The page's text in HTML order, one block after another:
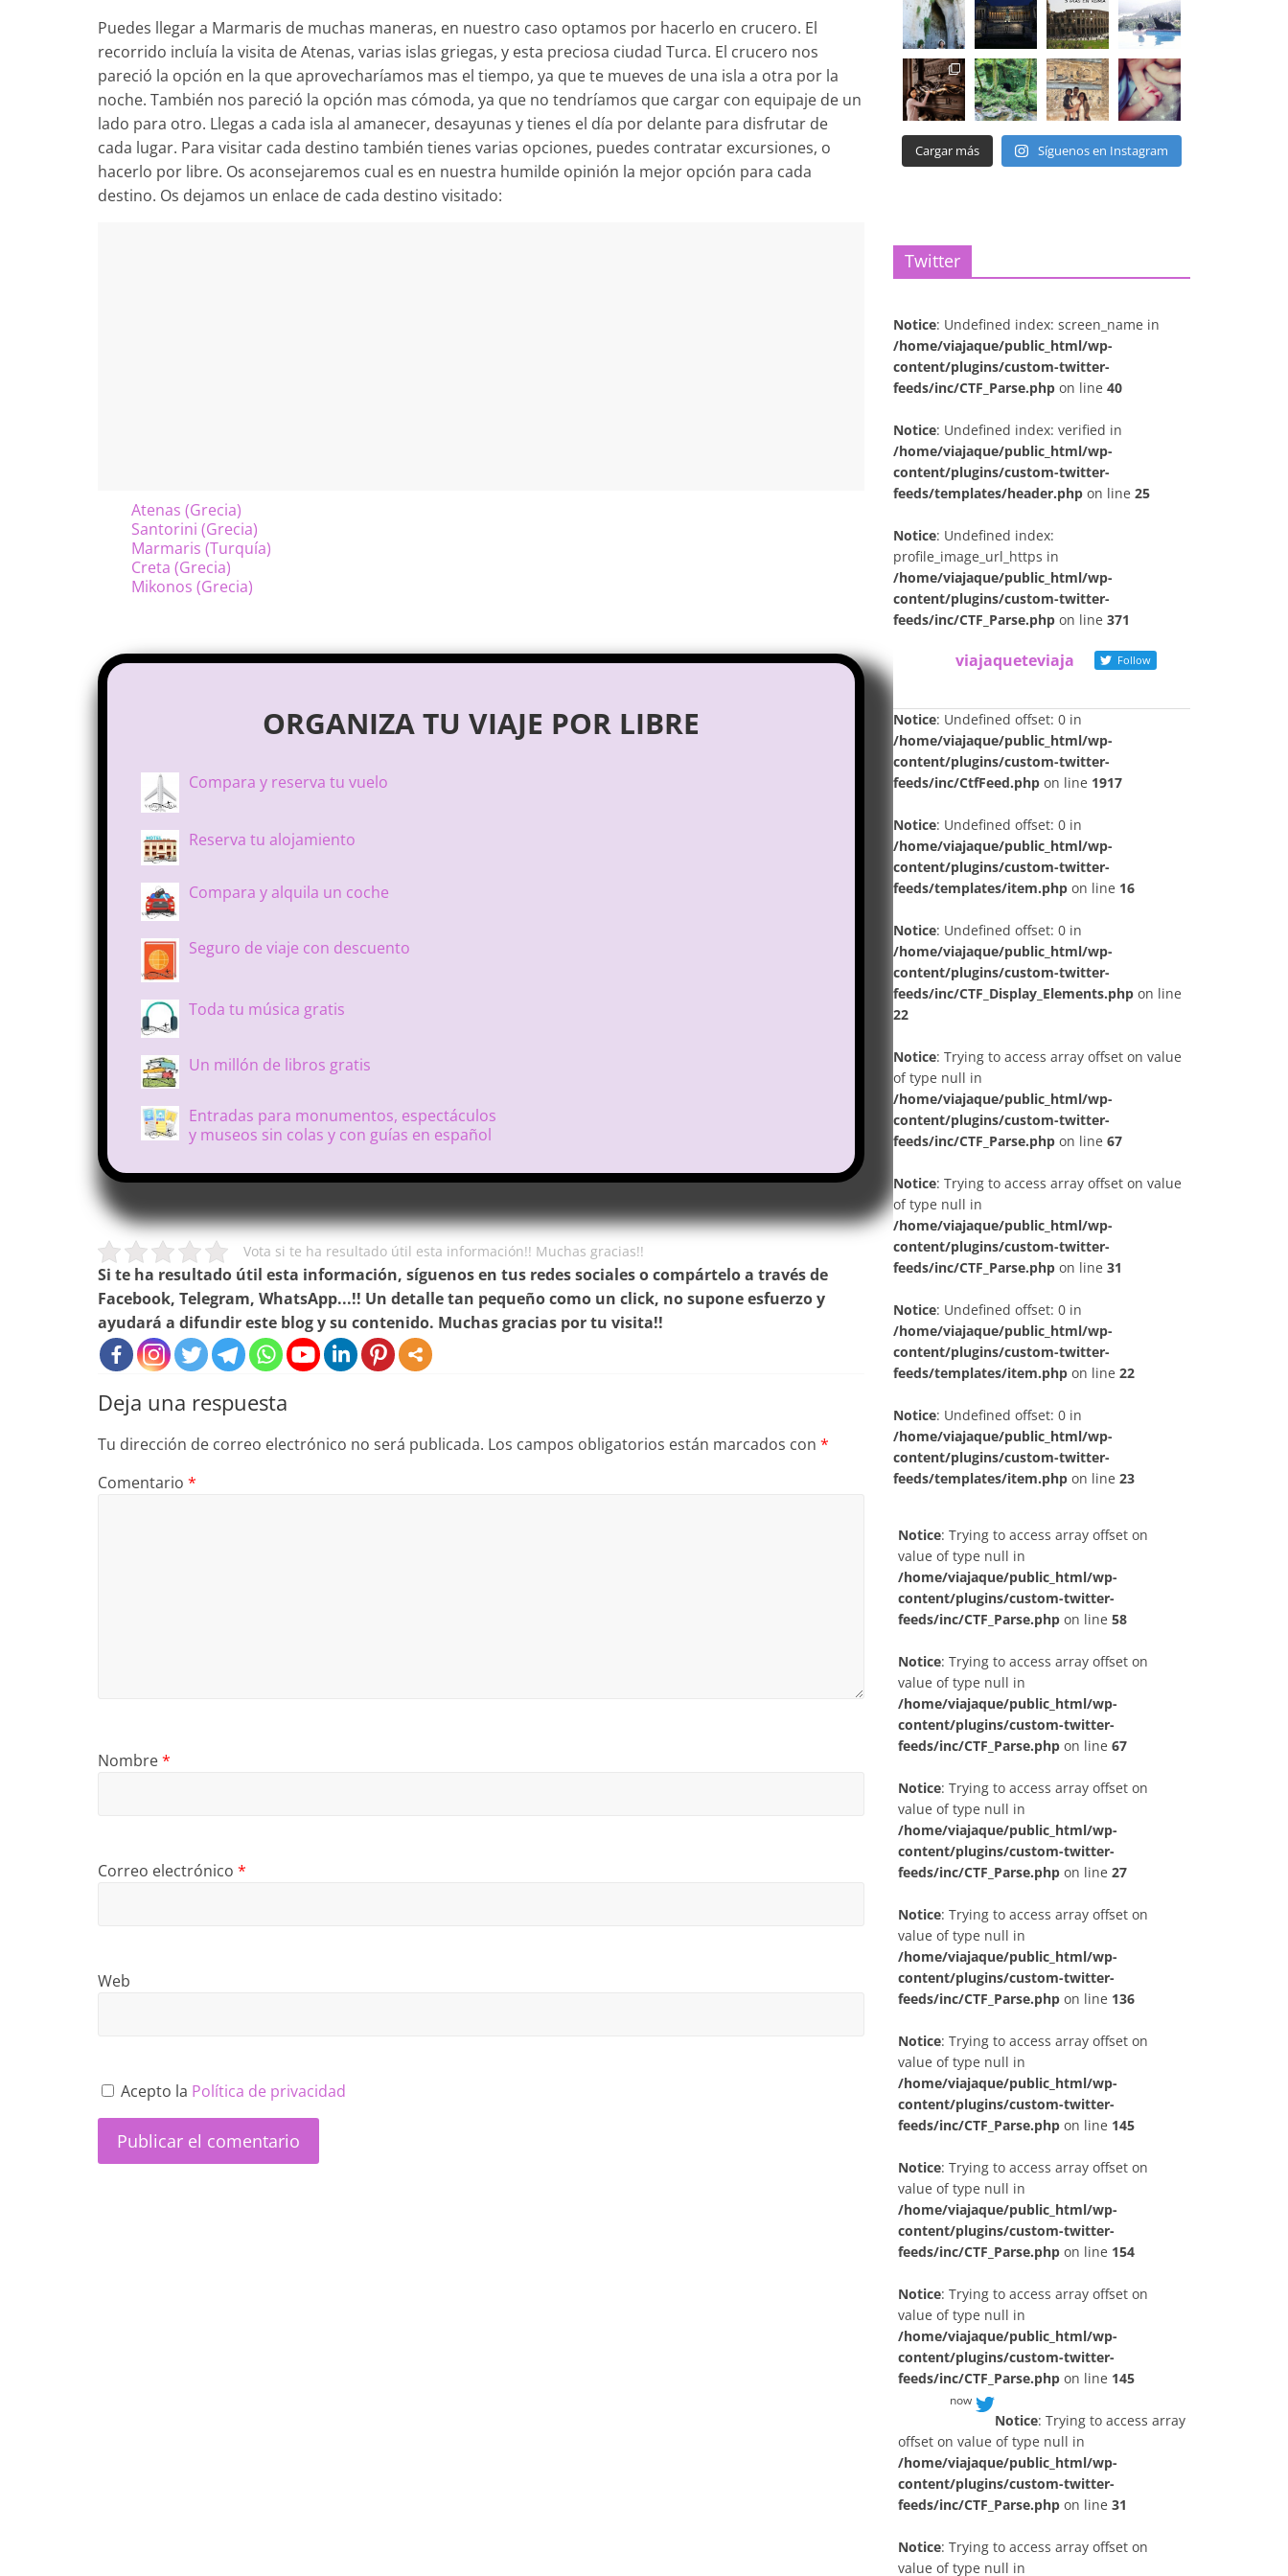
de
semana.
Puedes llegar a Marmaris de muchas maneras, en nuestro caso optamos por hacerlo en crucero. El
recorrido incluía la visita de Atenas, varias islas griegas, y esta preciosa ciudad Turca. El crucero nos
pareció la opción en la que aprovecharíamos mas el tiempo, ya que te mueves de una isla a otra por la
noche. También nos pareció la opción mas cómoda, ya que no tendríamos que cargar con equipaje de un
lado para otro. Llegas a cada isla al amanecer, desayunas y tienes el día por delante para disfrutar de
cada lugar. Para visitar cada destino también tienes varias opciones, puedes contratar excursiones, o
hacerlo por libre. Os aconsejaremos cual es en nuestra humilde opinión la mejor opción para cada
destino. Os dejamos un enlace de cada destino visitado:
Atenas (Grecia)
Santorini (Grecia)
Marmaris (Turquía)
Creta (Grecia)
Mikonos (Grecia)
ORGANIZA TU VIAJE POR LIBRE
Compara y reserva tu vuelo
Reserva tu alojamiento
Compara y alquila un coche
Seguro de viaje con descuento
Toda tu música gratis
Un millón de libros gratis
Entradas para monumentos, espectáculos
y museos sin colas y con guías en español
Vota si te ha resultado útil esta información!! Muchas gracias!!
Si te ha resultado útil esta información, síguenos en tus redes sociales o compártelo a través de
Facebook, Telegram, WhatsApp...!! Un detalle tan pequeño como un click, no supone esfuerzo y
ayudará a difundir este blog y su contenido. Muchas gracias por tu visita!!
Deja una respuesta
Tu dirección de correo electrónico no será publicada. Los campos obligatorios están marcados con *
Comentario *
Nombre*
Correo electrónico *
Web
Acepto la Política de privacidad
Cargar más Síguenos en Instagram
Twitter
Notice: Undefined index: screen_name in
/home/viajaque/public_html/wp-
content/plugins/custom-twitter-
feeds/inc/CTF_Parse.php on line 40
Notice: Undefined index: verified in
/home/viajaque/public_html/wp-
content/plugins/custom-twitter-
feeds/templates/header.php on line 25
Notice: Undefined index:
profile_image_url_https in
/home/viajaque/public_html/wp-
content/plugins/custom-twitter-
feeds/inc/CTF_Parse.php on line 371
viajaqueteviaja Follow
Notice: Undefined offset: 0 in
/home/viajaque/public_html/wp-
content/plugins/custom-twitter-
feeds/inc/CtfFeed.php on line 1917
Notice: Undefined offset: 0 in
/home/viajaque/public_html/wp-
content/plugins/custom-twitter-
feeds/templates/item.php on line 16
Notice: Undefined offset: 0 in
/home/viajaque/public_html/wp-
content/plugins/custom-twitter-
feeds/inc/CTF_Display_Elements.php on line
22
Notice: Trying to access array offset on value
of type null in
/home/viajaque/public_html/wp-
content/plugins/custom-twitter-
feeds/inc/CTF_Parse.php on line 67
Notice: Trying to access array offset on value
of type null in
/home/viajaque/public_html/wp-
content/plugins/custom-twitter-
feeds/inc/CTF_Parse.php on line 31
Notice: Undefined offset: 0 in
/home/viajaque/public_html/wp-
content/plugins/custom-twitter-
feeds/templates/item.php on line 22
Notice: Undefined offset: 0 in
/home/viajaque/public_html/wp-
content/plugins/custom-twitter-
feeds/templates/item.php on line 23
Notice: Trying to access array offset on
value of type null in
/home/viajaque/public_html/wp-
content/plugins/custom-twitter-
feeds/inc/CTF_Parse.php on line 58
Notice: Trying to access array offset on
value of type null in
/home/viajaque/public_html/wp-
content/plugins/custom-twitter-
feeds/inc/CTF_Parse.php on line 67
Notice: Trying to access array offset on
value of type null in
/home/viajaque/public_html/wp-
content/plugins/custom-twitter-
feeds/inc/CTF_Parse.php on line 27
Notice: Trying to access array offset on
value of type null in
/home/viajaque/public_html/wp-
content/plugins/custom-twitter-
feeds/inc/CTF_Parse.php on line 136
Notice: Trying to access array offset on
value of type null in
/home/viajaque/public_html/wp-
content/plugins/custom-twitter-
feeds/inc/CTF_Parse.php on line 145
Notice: Trying to access array offset on
value of type null in
/home/viajaque/public_html/wp-
content/plugins/custom-twitter-
feeds/inc/CTF_Parse.php on line 154
Notice: Trying to access array offset on
value of type null in
/home/viajaque/public_html/wp-
content/plugins/custom-twitter-
feeds/inc/CTF_Parse.php on line 145
now
Notice: Trying to access array
offset on value of type null in
/home/viajaque/public_html/wp-
content/plugins/custom-twitter-
feeds/inc/CTF_Parse.php on line 31
Notice: Trying to access array offset on
value of type null in